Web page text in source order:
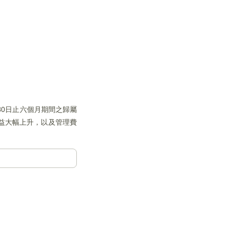
日止六個月期間之歸屬
大幅上升，以及管理費